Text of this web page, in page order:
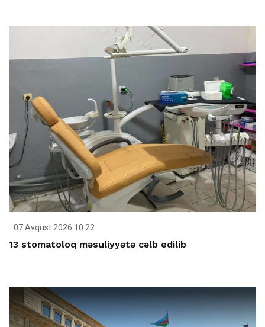
07 Avqust 2026 10:22
13 stomatoloq məsuliyyətə cəlb edilib